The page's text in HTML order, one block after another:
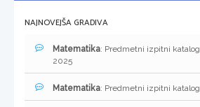
NAJNOVEJŠA GRADIVA
Matematika: Predmetni izpitni
2025
Matematika: Predmetni izpitni